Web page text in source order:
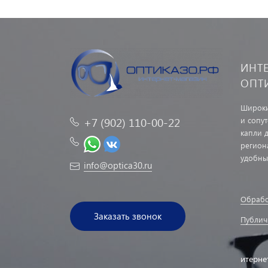
+7 (902) 110-00-22
info@optica30.ru
Заказать звонок
и
капли